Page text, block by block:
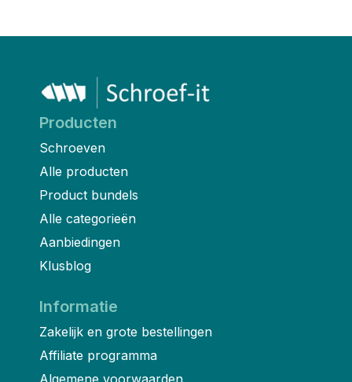
Producten
Schroeven
Alle producten
Product bundels
Alle categorieën
Aanbiedingen
Klusblog
Informatie
Zakelijk en grote bestellingen
Affiliate programma